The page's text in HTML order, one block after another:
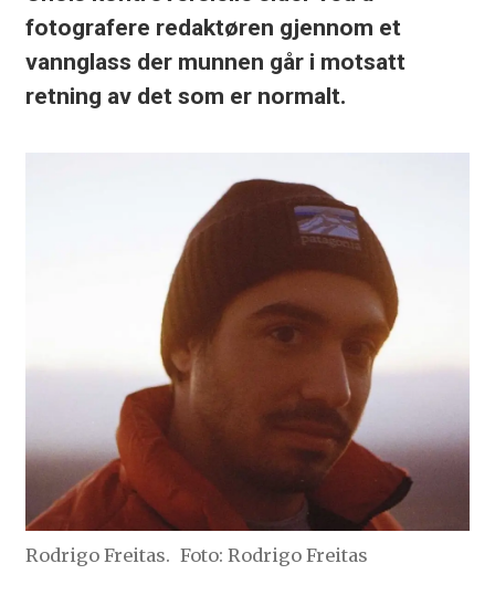
fotografere redaktøren gjennom et
vannglass der munnen går i motsatt
retning av det som er normalt.
Rodrigo Freitas. Foto: Rodrigo Freitas